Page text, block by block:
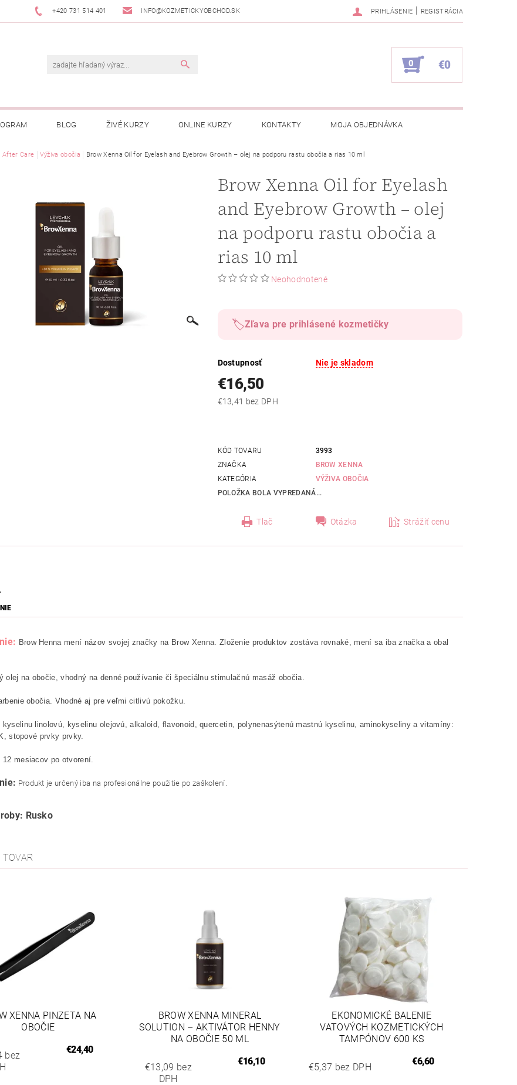
+420 731 514 401 INFO@KOZMETICKYOBCHOD.SK PRIHLÁSENIE | REGISTRÁCIA
0 €0
BLOG ŽIVÉ KURZY ONLINE KURZY KONTAKTY MOJA OBJEDNÁVKA
After Care Výživa obočia Brow Xenna Oil for Eyelash and Eyebrow Growth – olej na podporu rastu obočia a rias 10 ml
Brow Xenna Oil for Eyelash
and Eyebrow Growth – olej
na podporu rastu obočia a
rias 10 ml
Neohodnotené
🏷️Zľava pre prihlásené kozmetičky
Dostupnosť Nie je skladom
€16,50
€13,41 bez DPH
KÓD TOVARU
3993
ZNAČKA
BROW XENNA
KATEGÓRIA
VÝŽIVA OBOČIA
POLOŽKA BOLA VYPREDANÁ...
Tlač Otázka Strážiť cenu
Brow Henna mení názov svojej značky na Brow Xenna. Zloženie produktov zostáva rovnaké, mení sa iba značka a obal
olej na obočie, vhodný na denné používanie či špeciálnu stimulačnú masáž obočia.
obočia. Vhodné aj pre veľmi citlivú pokožku.
kyselinu linolovú, kyselinu olejovú, alkaloid, flavonoid, quercetin, polynenasýtenú mastnú kyselinu, aminokyseliny a vitamíny:
stopové prvky prvky.
12 mesiacov po otvorení.
Produkt je určený iba na profesionálne použitie po zaškolení.
Rusko
TOVAR
XENNA PINZETA NA
OBOČIE
bez
€24,40
BROW XENNA MINERAL
SOLUTION – AKTIVÁTOR HENNY
NA OBOČIE 50 ML
€13,09 bez
DPH
€16,10
EKONOMICKÉ BALENIE
VATOVÝCH KOZMETICKÝCH
TAMPÓNOV 600 KS
€5,37 bez DPH
€6,60